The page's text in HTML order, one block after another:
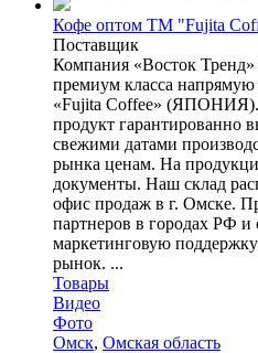
Кофе оптом ТМ "Fujita
Поставщик
Компания «Восток Тренд»
премиум класса напрямую
«Fujita Coffee» (ЯПОНИЯ).
продукт гарантированно
свежими датами
рынка ценам. На
документы. Наш склад
офис продаж в г. Омске.
партнеров в городах РФ
маркетинговую
рынок. ...
Товары
Видео
Фото
Омск, Омская область